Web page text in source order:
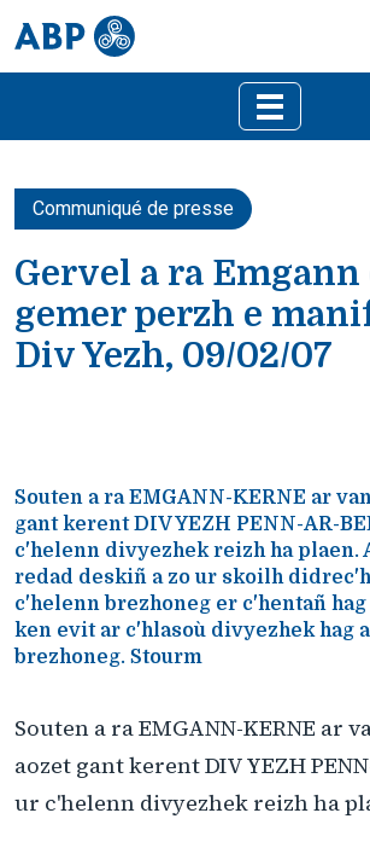
Communiqué de presse
Gervel a ra Emgann
gemer perzh e
Div Yezh, 09/02/07
Souten a ra EMGANN-KERNE ar
gant kerent DIV YEZH PENN-AR-
c'helenn divyezhek reizh ha plaen.
redad deskiñ a zo ur skoilh
c'helenn brezhoneg er c'hentañ
ken evit ar c'hlasoù divyezhek hag
brezhoneg. Stourm
Souten a ra EMGANN-KERNE ar
aozet gant kerent DIV YEZH
ur c'helenn divyezhek reizh ha